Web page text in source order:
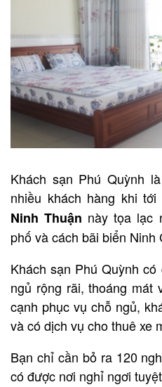
Khách sạn Phú Quỳnh
nhiều khách hàng khi tới
Ninh Thuận này tọa lạc
phố và cách bãi biển Ninh
Khách sạn Phú Quỳnh
ngủ rộng rãi, thoáng mát
cạnh phục vụ chỗ ngủ,
và có dịch vụ cho thuê xe
Bạn chỉ cần bỏ ra 120
có được nơi nghỉ ngơi